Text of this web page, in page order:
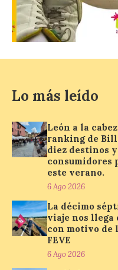
para la
obras y
interés general
con más de 8,7
destina
euros al
2026, cofinanciado por
Europeo Plus (FSE+),
desempleados
Nacional de […]
En la Comarca
tienes 6
Lo más leído
León a la
ranking de
diez destinos
consumidores
este verano.
6 Ago 2026
La décimo
viaje nos llega
con motivo de
FEVE
6 Ago 2026